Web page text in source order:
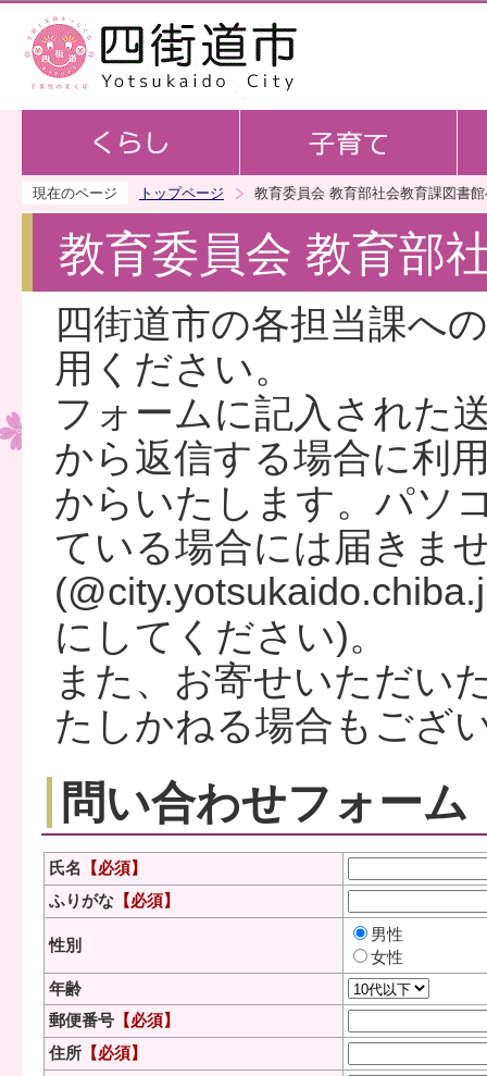
現在のページ トップページ 教育委員会 教育部社会教育課図書
教育委員会 教育部
四街道市の各担当課へ
用ください。
フォームに記入された
から返信する場合に利
からいたします。パソ
ている場合には届きま
にしてください)。
また、お寄せいただい
たしかねる場合もござ
問い合わせフォーム
氏名 【必須】
ふりがな 【必須】
性別
男性
女性
年齢
郵便番号 【必須】
住所 【必須】